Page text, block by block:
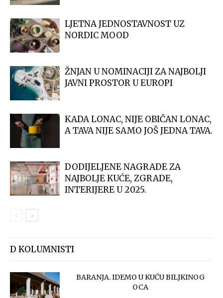
LJETNA JEDNOSTAVNOST UZ
NORDIC MOOD
ŽNJAN U NOMINACIJI ZA NAJBOLJI
JAVNI PROSTOR U EUROPI
KADA LONAC, NIJE OBIČAN LONAC,
A TAVA NIJE SAMO JOŠ JEDNA TAVA.
DODIJELJENE NAGRADE ZA
NAJBOLJE KUĆE, ZGRADE,
INTERIJERE U 2025.
D KOLUMNISTI
BARANJA. IDEMO U KUĆU BILJKINOG
OCA